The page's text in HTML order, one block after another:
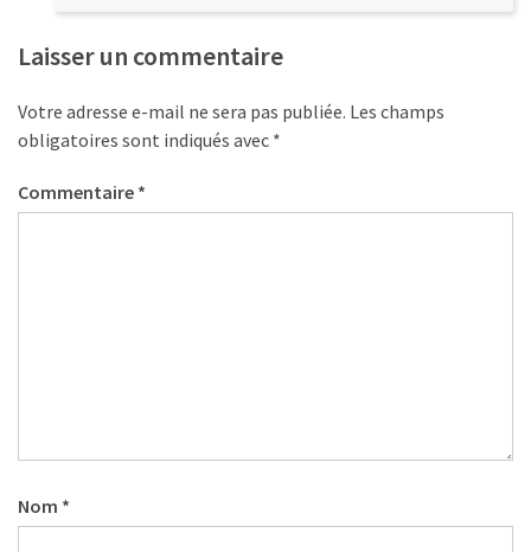
Laisser un commentaire
Votre adresse e-mail ne sera pas publiée. Les champs
obligatoires sont indiqués avec *
Commentaire *
Nom *